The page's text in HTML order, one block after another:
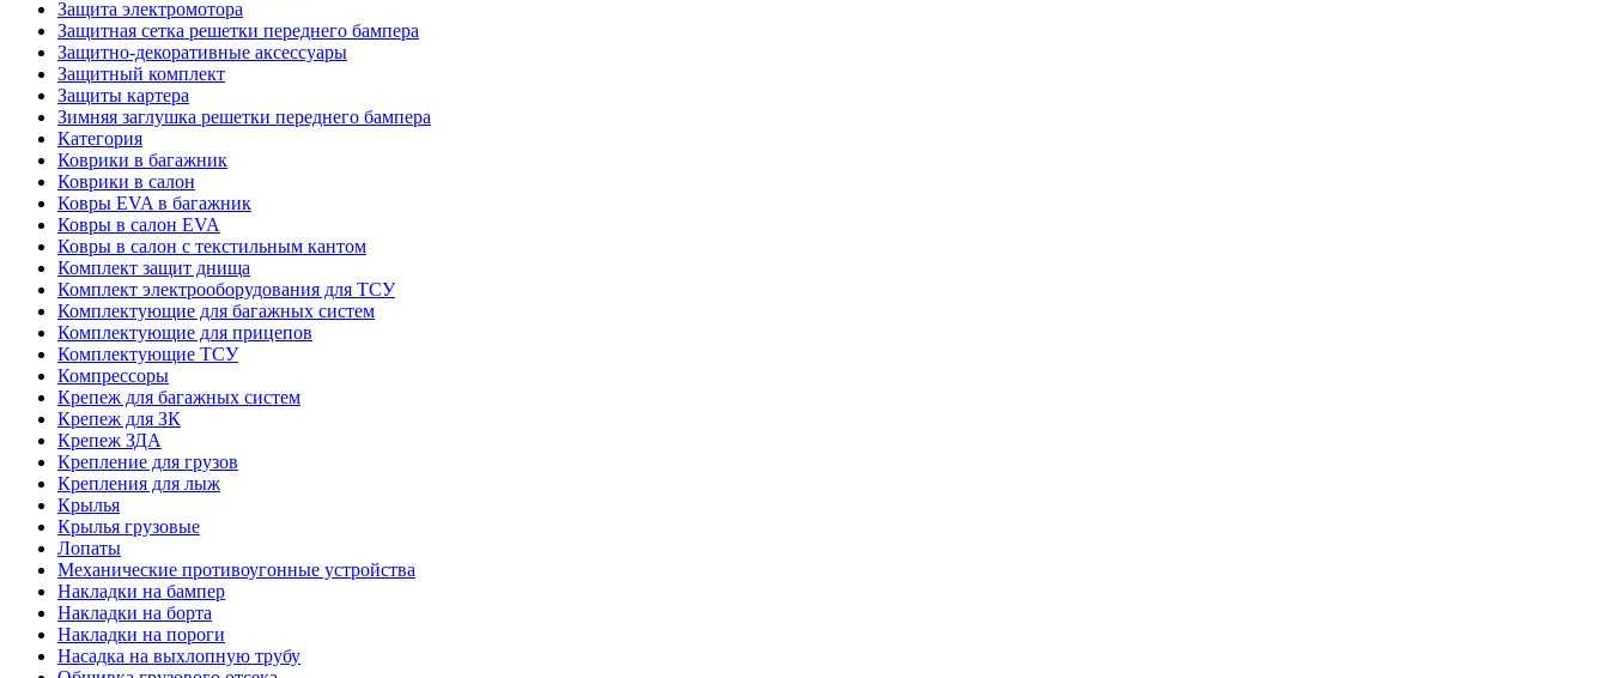
Защита электромотора
Защитная сетка решетки переднего бампера
Защитно-декоративные аксессуары
Защитный комплект
Защиты картера
Зимняя заглушка решетки переднего бампера
Категория
Коврики в багажник
Коврики в салон
Ковры EVA в багажник
Ковры в салон EVA
Ковры в салон с текстильным кантом
Комплект защит днища
Комплект электрооборудования для ТСУ
Комплектующие для багажных систем
Комплектующие для прицепов
Комплектующие ТСУ
Компрессоры
Крепеж для багажных систем
Крепеж для ЗК
Крепеж ЗДА
Крепление для грузов
Крепления для лыж
Крылья
Крылья грузовые
Лопаты
Механические противоугонные устройства
Накладки на бампер
Накладки на борта
Накладки на пороги
Насадка на выхлопную трубу